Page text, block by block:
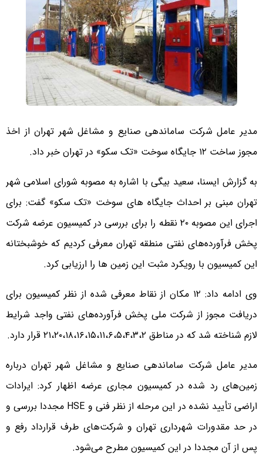
مدیر عامل شرکت ساماندهی صنایع و مشاغل شهر تهران از اخذ
مجوز ساخت ۱۲ جایگاه سوخت «تک سکو» در تهران خبر داد.
به گزارش ایسنا، سعید بیگی با اشاره به مصوبه شورای اسلامی شهر
تهران مبنی بر احداث جایگاه های سوخت «تک سکو» گفت: برای
اجرای این مصوبه ۲۰ نقطه را برای بررسی در کمیسیون عرضه شرکت
پخش فرآورده‌های نفتی منطقه تهران معرفی کردیم که خوشبختانه
این کمیسیون با رویکرد مثبت این زمین ها را ارزیابی کرد.
وی ادامه داد: ۱۲ مکان از نقاط معرفی شده از نظر کمیسیون برای
دریافت مجوز از شرکت ملی پخش فرآورده‌های نفتی واجد شرایط
لازم شناخته شد که در مناطق ۲۱،۲۰،۱۸،۱۶،۱۵،۱۱،۶،۵،۴،۳،۲ قرار دارد.
مدیر عامل شرکت ساماندهی صنایع و مشاغل شهر تهران درباره
زمین‌های رد شده در کمیسیون مجاری عرضه اظهار کرد: ایرادات
اراضی تأیید نشده در این مرحله از نظر فنی و HSE مجددا بررسی و
در حد مقدورات شهرداری تهران و شرکت‌های طرف قرارداد رفع و
پس از آن مجددا در این کمیسیون مطرح می‌شود.